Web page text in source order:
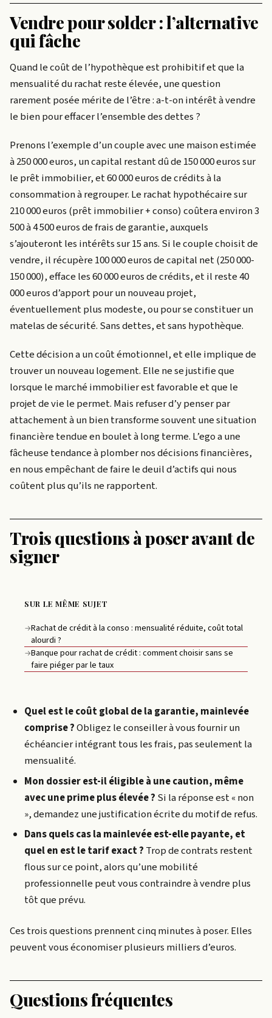
Vendre pour solder : l’alternative
qui fâche
Quand le coût de l’hypothèque est prohibitif et que la
mensualité du rachat reste élevée, une question
rarement posée mérite de l’être : a-t-on intérêt à vendre
le bien pour effacer l’ensemble des dettes ?
Prenons l’exemple d’un couple avec une maison estimée
à 250 000 euros, un capital restant dû de 150 000 euros sur
le prêt immobilier, et 60 000 euros de crédits à la
consommation à regrouper. Le rachat hypothécaire sur
210 000 euros (prêt immobilier + conso) coûtera environ 3
500 à 4 500 euros de frais de garantie, auxquels
s’ajouteront les intérêts sur 15 ans. Si le couple choisit de
vendre, il récupère 100 000 euros de capital net (250 000-
150 000), efface les 60 000 euros de crédits, et il reste 40
000 euros d’apport pour un nouveau projet,
éventuellement plus modeste, ou pour se constituer un
matelas de sécurité. Sans dettes, et sans hypothèque.
Cette décision a un coût émotionnel, et elle implique de
trouver un nouveau logement. Elle ne se justifie que
lorsque le marché immobilier est favorable et que le
projet de vie le permet. Mais refuser d’y penser par
attachement à un bien transforme souvent une situation
financière tendue en boulet à long terme. L’ego a une
fâcheuse tendance à plomber nos décisions financières,
en nous empêchant de faire le deuil d’actifs qui nous
coûtent plus qu’ils ne rapportent.
Trois questions à poser avant de
signer
SUR LE MÊME SUJET
→Rachat de crédit à la conso : mensualité réduite, coût total
alourdi ?
→Banque pour rachat de crédit : comment choisir sans se
faire piéger par le taux
Quel est le coût global de la garantie, mainlevée
comprise ?Obligez le conseiller à vous fournir un
échéancier intégrant tous les frais, pas seulement la
mensualité.
Mon dossier est-il éligible à une caution, même
avec une prime plus élevée ? Si la réponse est « non
», demandez une justification écrite du motif de refus.
Dans quels cas la mainlevée est-elle payante, et
quel en est le tarif exact ? Trop de contrats restent
flous sur ce point, alors qu’une mobilité
professionnelle peut vous contraindre à vendre plus
tôt que prévu.
Ces trois questions prennent cinq minutes à poser. Elles
peuvent vous économiser plusieurs milliers d’euros.
Questions fréquentes